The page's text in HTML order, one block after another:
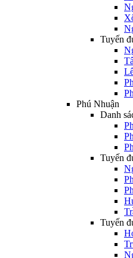
Tuyến
Phú Nhuận
Danh
Tuyến
Tuyến